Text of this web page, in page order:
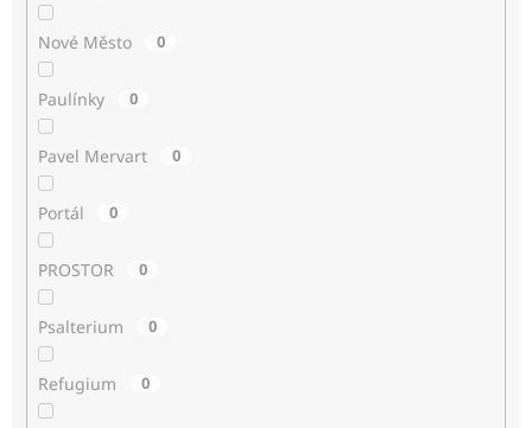
Nové Město 0
Paulínky 0
Pavel Mervart 0
Portál 0
PROSTOR 0
Psalterium 0
Refugium 0